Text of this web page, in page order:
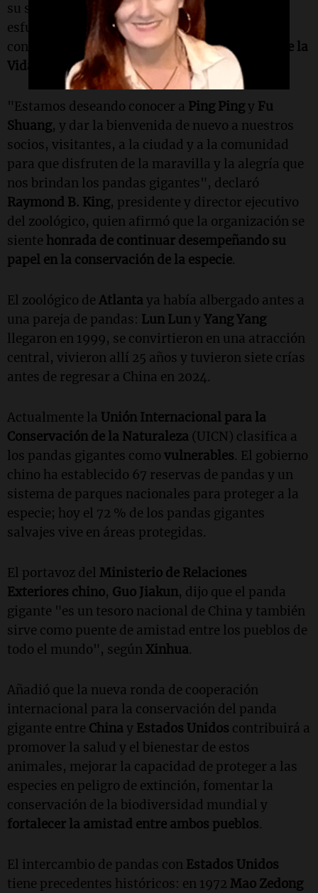
su satisfacción y honor por continuar con los
esfuerzos de preservación e investigación junto
con la
Asociación China para la Conservación de la
Vida Silvestre.
"Estamos deseando conocer a Ping Pingy Fu
Shuang, y dar la bienvenida de nuevo a nuestros
socios, visitantes, a la ciudad y a la comunidad
para que disfruten de la maravilla y la alegría que
nos brindan los pandas gigantes", declaró
Raymond B. King, presidente y director ejecutivo
del zoológico, quien afirmó que la organización se
siente honrada de continuar desempeñando su
papel en la conservación de la especie.
El zoológico de Atlanta ya había albergado antes a
una pareja de pandas: Lun LunyYang Yang
llegaron en 1999, se convirtieron en una atracción
central, vivieron allí 25 años y tuvieron siete crías
antes de regresar a China en 2024.
Actualmente la Unión Internacional para la
Conservación de la Naturaleza (UICN) clasifica a
los pandas gigantes como vulnerables. El gobierno
chino ha establecido 67 reservas de pandas y un
sistema de parques nacionales para proteger a la
especie; hoy el 72 % de los pandas gigantes
salvajes vive en áreas protegidas.
El portavoz del Ministerio de Relaciones
Exteriores chino, Guo Jiakun, dijo que el panda
gigante "es un tesoro nacional de China y también
sirve como puente de amistad entre los pueblos de
todo el mundo", segúnXinhua.
Añadió que la nueva ronda de cooperación
internacional para la conservación del panda
gigante entre China y Estados Unidos contribuirá a
promover la salud y el bienestar de estos
animales, mejorar la capacidad de proteger a las
especies en peligro de extinción, fomentar la
conservación de la biodiversidad mundial y
fortalecer la amistad entre ambos pueblos.
El intercambio de pandas con Estados Unidos
tiene precedentes históricos: en 1972 Mao Zedong